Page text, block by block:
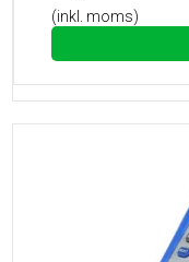
(inkl. moms)